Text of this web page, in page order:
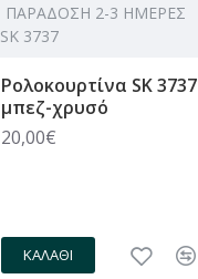
ΠΑΡΑΔΟΣΗ 2-3 ΗΜΕΡΕΣ
SK 3737
Ρολοκουρτίνα SK 3737
μπεζ-χρυσό
20,00€
ΚΑΛΆΘΙ